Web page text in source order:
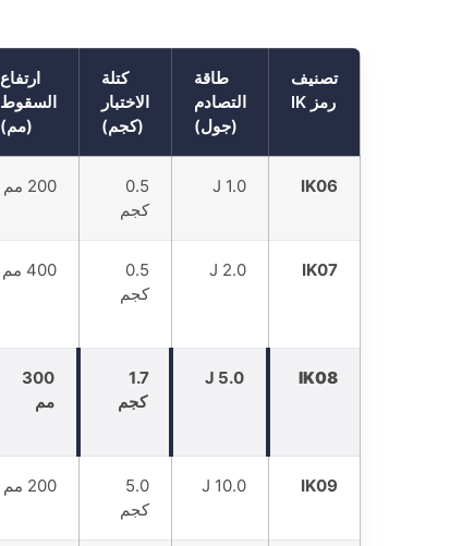
تصنيف
رمز IK
طاقة
التصادم
(جول)
كتلة
الاختبار
(كجم)
ارتفاع
السقوط
(مم)
IK06
1.0 J
0.5
كجم
200 مم
IK07
2.0 J
0.5
كجم
400 مم
IK08
5.0 J
1.7
كجم
300
مم
IK09
10.0 J
5.0
كجم
200 مم